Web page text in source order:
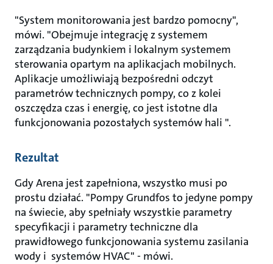
"System monitorowania jest bardzo pomocny",
mówi. "Obejmuje integrację z systemem
zarządzania budynkiem i lokalnym systemem
sterowania opartym na aplikacjach mobilnych.
Aplikacje umożliwiają bezpośredni odczyt
parametrów technicznych pompy, co z kolei
oszczędza czas i energię, co jest istotne dla
funkcjonowania pozostałych systemów hali ".
Rezultat
Gdy Arena jest zapełniona, wszystko musi po
prostu działać. "Pompy Grundfos to jedyne pompy
na świecie, aby spełniały wszystkie parametry
specyfikacji i parametry techniczne dla
prawidłowego funkcjonowania systemu zasilania
wody i systemów HVAC" - mówi.